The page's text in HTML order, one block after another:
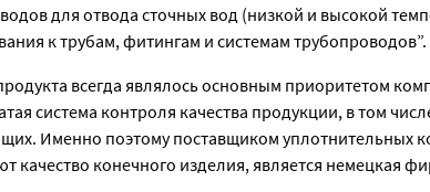
для отвода сточных вод (низкой и высокой
к трубам, фитингам и системам трубопроводов”.
всегда являлось основным приоритетом
система контроля качества продукции, в том
Именно поэтому поставщиком уплотнительных
качество конечного изделия, является немецкая